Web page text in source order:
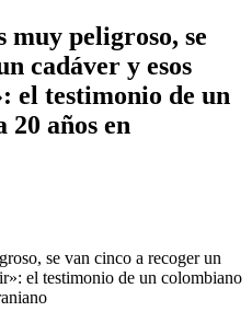
muy peligroso, se
cadáver y esos
el testimonio de un
20 años en